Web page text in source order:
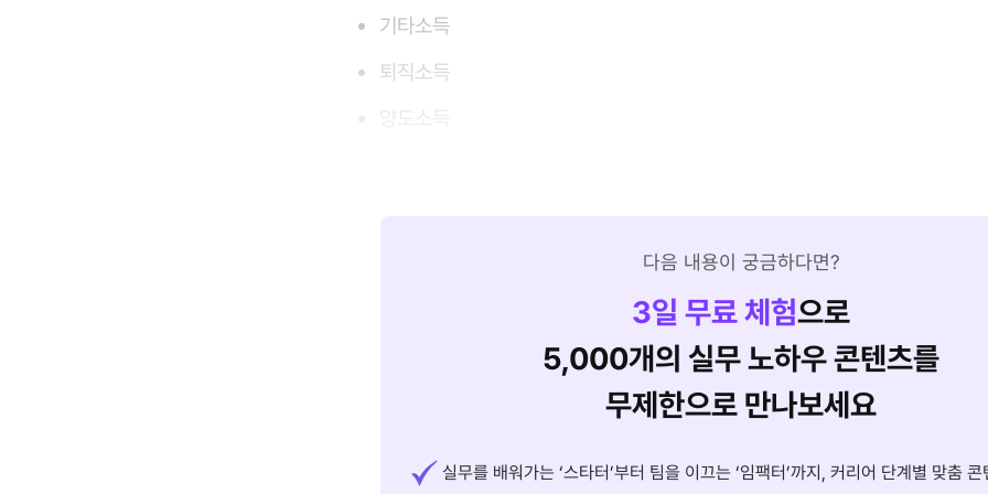
기타소득
퇴직소득
양도소득
다음 내용이 궁금하다면?
3일 무료 체험으로
5,000개의 실무 노하우 콘텐츠를
무제한으로 만나보세요
실무를 배워가는 ‘스타터’부터 팀을 이끄는 ‘임팩터’까지, 커리어 단계별 맞춤 콘